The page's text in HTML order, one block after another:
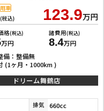
(税込) 123.9万円
格(税込)
万円
諸費用(税込)
8.4万円
備：整備無
(1ヶ月・1000km )
車
ドリーム舞鶴店
排気 660cc